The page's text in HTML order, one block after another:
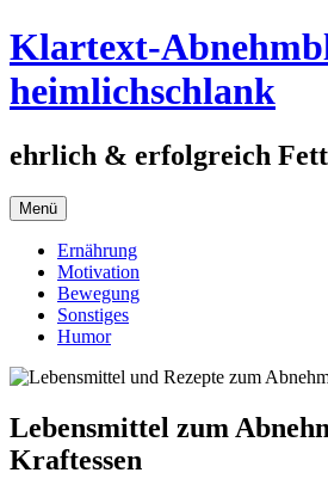
Springe
zum
Inhalt
Klartext-
heimlichschlank
ehrlich & erfolgreich
Menü
Ernährung
Motivation
Bewegung
Sonstiges
Humor
Lebensmittel zum
Kraftessen